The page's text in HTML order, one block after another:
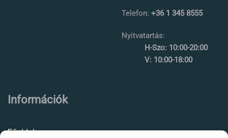
Telefon: +36 1 345 8555
Nyitvatartás:
H-Szo: 10:00-20:00
V: 10:00-18:00
Információk
Főoldal